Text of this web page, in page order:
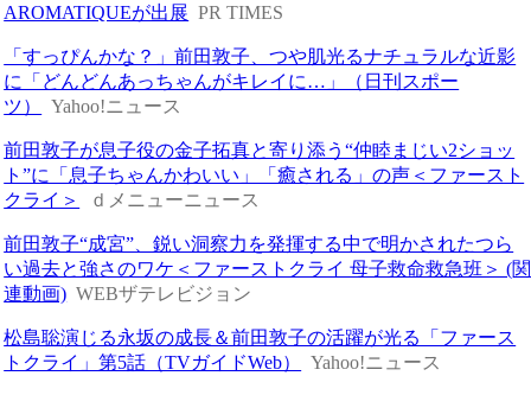
AROMATIQUEが出展 PR TIMES
「すっぴんかな？」前田敦子、つや肌光るナチュラルな近影
に「どんどんあっちゃんがキレイに…」（日刊スポー
ツ）
Yahoo!ニュース
前田敦子が息子役の金子拓真と寄り添う“仲睦まじい2ショッ
ト”に「息子ちゃんかわいい」「癒される」の声＜ファースト
クライ＞
ｄメニューニュース
前田敦子“成宮”、鋭い洞察力を発揮する中で明かされたつら
い過去と強さのワケ＜ファーストクライ 母子救命救急班＞ (関
連動画) WEBザテレビジョン
松島聡演じる永坂の成長＆前田敦子の活躍が光る「ファース
トクライ」第5話（TVガイドWeb）
Yahoo!ニュース